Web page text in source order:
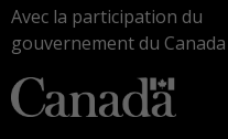
Avec la participation du
gouvernement du Canada